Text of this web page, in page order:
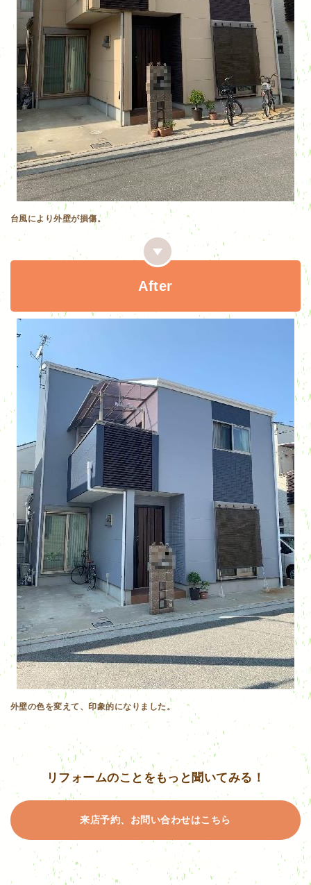
台風により外壁が損傷。
After
外壁の色を変えて、印象的になりました。
リフォームのことをもっと聞いてみる！
来店予約、お問い合わせはこちら